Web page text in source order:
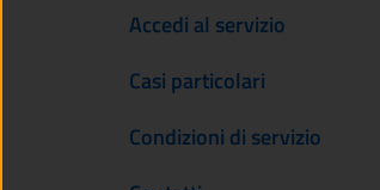
Accedi al servizio
Casi particolari
Condizioni di servizio